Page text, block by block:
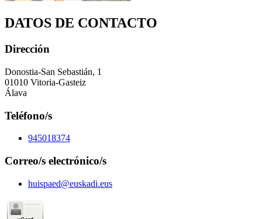
DATOS DE CONTACTO
Dirección
Donostia-San Sebastián, 1
01010 Vitoria-Gasteiz
Álava
Teléfono/s
945018374
Correo/s electrónico/s
huispaed@euskadi.eus